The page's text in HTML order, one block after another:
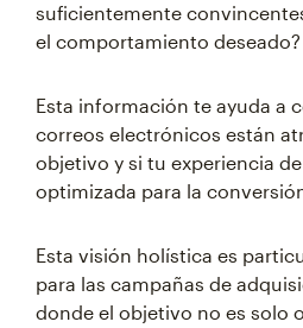
suficientemente
el comportamiento deseado?
Esta información te ayuda a
correos electrónicos están
objetivo y si tu experiencia
optimizada para la
Esta visión holística es
para las campañas de
donde el objetivo no es solo